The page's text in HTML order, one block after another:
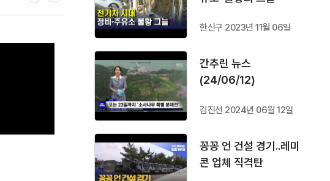
한신구 2023년 11월 06일
간추린 뉴스
(24/06/12)
김진선 2024년 06월 12일
꽁꽁 언 건설 경기..레미
콘 업체 직격탄